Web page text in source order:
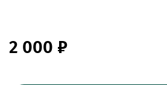
2 000 ₽